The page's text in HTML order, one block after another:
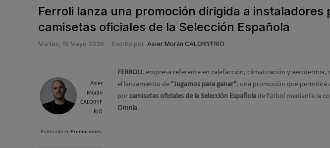
Ferroli lanza una promoción dirigida a instaladores
camisetas oficiales de la Selección Española
Martes, 19 Mayo 2026 Escrito por Asier Morán CALORYFRIO
Asier
Morán
CALORYF
RIO
Publicado en Promociones
FERROLI, empresa referente en calefacción, climatización y
el lanzamiento de "Jugamos para ganar", una promoción que permitirá
por camisetas oficiales de la Selección Española de fútbol mediante la
Omnia.